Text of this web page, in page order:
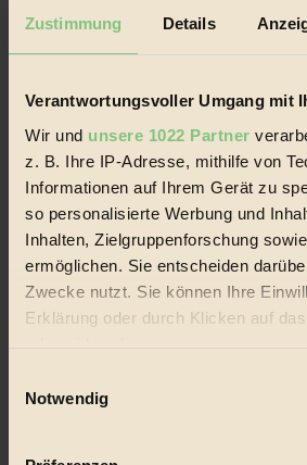
Zustimmung Details
Verantwortungsvoller Umgang mit
Wir und unsere 1022 Partner
z. B. Ihre IP-Adresse, mithilfe von
Informationen auf Ihrem Gerät zu
so personalisierte Werbung und
Inhalten, Zielgruppenforschung
ermöglichen. Sie entscheiden
Zwecke nutzt. Sie können Ihre
Erklärung oder durch Klicken auf
oder widerrufen
Wenn Sie es erlauben, würden wir
Notwendig
Mediadaten
und Produkte, ein Leitfaden im schnell
alternativer Energien.
Social Media
3.415 Follower auf Twitter
Folge uns auf Instagram
Themen
Bio
Nachhaltigkeit